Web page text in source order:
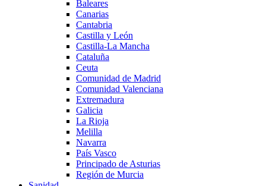
Baleares
Canarias
Cantabria
Castilla y León
Castilla-La Mancha
Cataluña
Ceuta
Comunidad de Madrid
Comunidad Valenciana
Extremadura
Galicia
La Rioja
Melilla
Navarra
País Vasco
Principado de Asturias
Región de Murcia